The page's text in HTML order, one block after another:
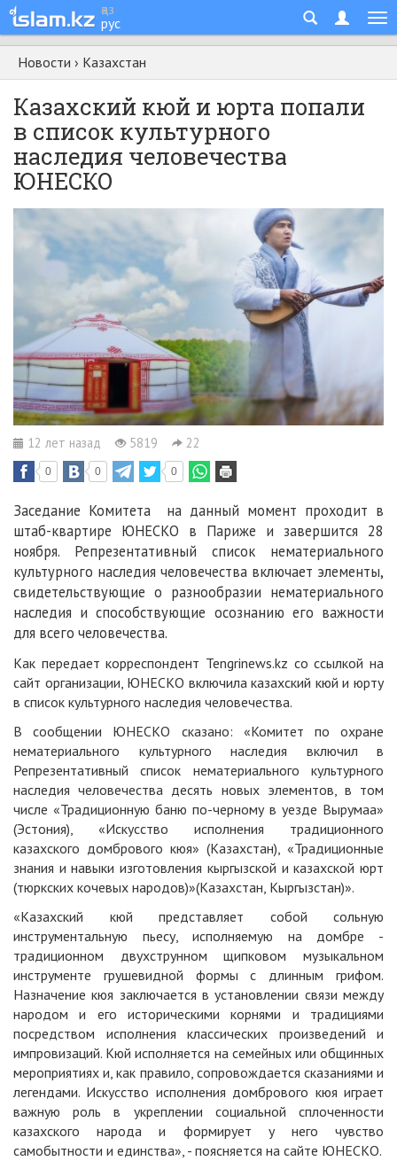
қаз
рус
Новости › Казахстан
Казахский кюй и юрта попали
в список культурного
наследия человечества
ЮНЕСКО
12 лет назад 5819 22
0 0 0
Заседание Комитета на данный момент проходит в
штаб-квартире ЮНЕСКО в Париже и завершится 28
ноября. Репрезентативный список нематериального
культурного наследия человечества включает элементы,
свидетельствующие о разнообразии нематериального
наследия и способствующие осознанию его важности
для всего человечества.
Как передает корреспондент Tengrinews.kz со ссылкой на
сайт организации, ЮНЕСКО включила казахский кюй и юрту
в список культурного наследия человечества.
В сообщении ЮНЕСКО сказано: «Комитет по охране
нематериального культурного наследия включил в
Репрезентативный список нематериального культурного
наследия человечества десять новых элементов, в том
числе «Традиционную баню по-черному в уезде Вырумаа»
(Эстония), «Искусство исполнения традиционного
казахского домбрового кюя» (Казахстан), «Традиционные
знания и навыки изготовления кыргызской и казахской юрт
(тюркских кочевых народов)»(Казахстан, Кыргызстан)».
«Казахский кюй представляет собой сольную
инструментальную пьесу, исполняемую на домбре -
традиционном двухструнном щипковом музыкальном
инструменте грушевидной формы с длинным грифом.
Назначение кюя заключается в установлении связи между
народом и его историческими корнями и традициями
посредством исполнения классических произведений и
импровизаций. Кюй исполняется на семейных или общинных
мероприятиях и, как правило, сопровождается сказаниями и
легендами. Искусство исполнения домбрового кюя играет
важную роль в укреплении социальной сплоченности
казахского народа и формирует у него чувство
самобытности и единства», - поясняется на сайте ЮНЕСКО.